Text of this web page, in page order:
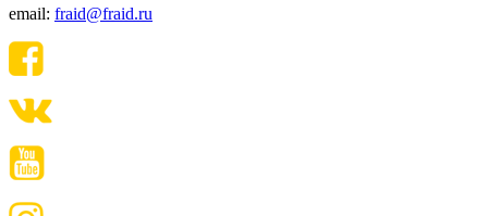
email: fraid@fraid.ru